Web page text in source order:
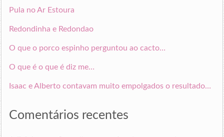
Pula no Ar Estoura
Redondinha e Redondao
O que o porco espinho perguntou ao cacto…
O que é o que é diz me…
Isaac e Alberto contavam muito empolgados o resultado…
Comentários recentes